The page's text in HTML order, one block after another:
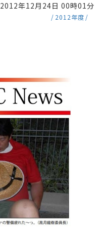
2012年12月24日 00時01分
2012年度